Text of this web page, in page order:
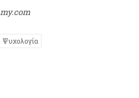
Ψυχολογία